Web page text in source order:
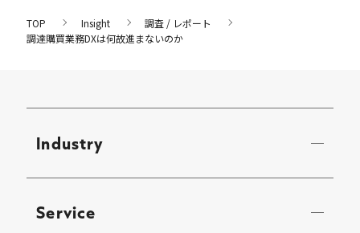
TOP Insight
調査 / レポート
調達購買業務DXは何故進まないのか
Industry
Service